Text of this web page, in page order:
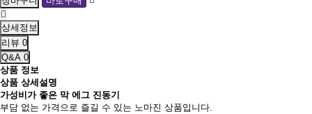
상세정보
리뷰 0
Q&A 0
상품 정보
상품 상세설명
가성비가 좋은 막 에그 진동기
부담 없는 가격으로 즐길 수 있는 노마진 상품입니다.